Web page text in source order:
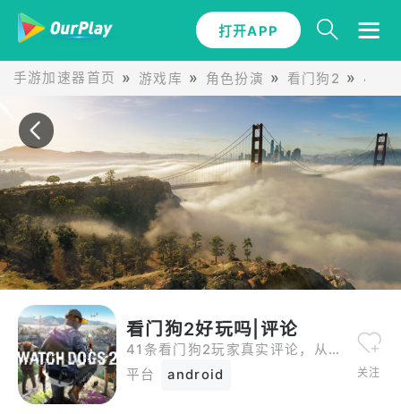
手游加速器首页 游戏库 角色扮演 看门狗2 41条
打开APP
看门狗2好玩吗|评论
41条看门狗2玩家真实评论，从五星好评到一星差评全都有。
平台
android 关注